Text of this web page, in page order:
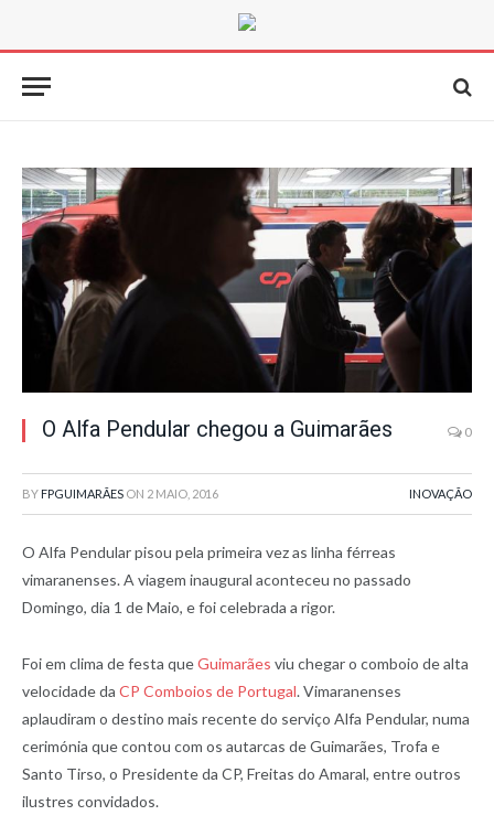
O Alfa Pendular chegou a Guimarães 0
BY FPGUIMARÃES ON 2 MAIO, 2016 INOVAÇÃO
O Alfa Pendular pisou pela primeira vez as linha férreas
vimaranenses. A viagem inaugural aconteceu no passado
Domingo, dia 1 de Maio, e foi celebrada a rigor.
Foi em clima de festa queGuimarães viu chegar o comboio de alta
velocidade da CP Comboios de Portugal. Vimaranenses
aplaudiram o destino mais recente do serviço Alfa Pendular, numa
cerimónia que contou com os autarcas de Guimarães, Trofa e
Santo Tirso, o Presidente da CP, Freitas do Amaral, entre outros
ilustres convidados.